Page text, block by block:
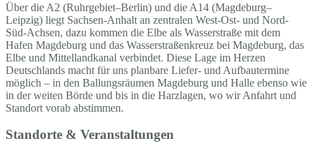
Über die A2 (Ruhrgebiet–Berlin) und die A14 (Magdeburg–
Leipzig) liegt Sachsen-Anhalt an zentralen West-Ost- und Nord-
Süd-Achsen, dazu kommen die Elbe als Wasserstraße mit dem
Hafen Magdeburg und das Wasserstraßenkreuz bei Magdeburg, das
Elbe und Mittellandkanal verbindet. Diese Lage im Herzen
Deutschlands macht für uns planbare Liefer- und Aufbautermine
möglich – in den Ballungsräumen Magdeburg und Halle ebenso wie
in der weiten Börde und bis in die Harzlagen, wo wir Anfahrt und
Standort vorab abstimmen.
Standorte & Veranstaltungen